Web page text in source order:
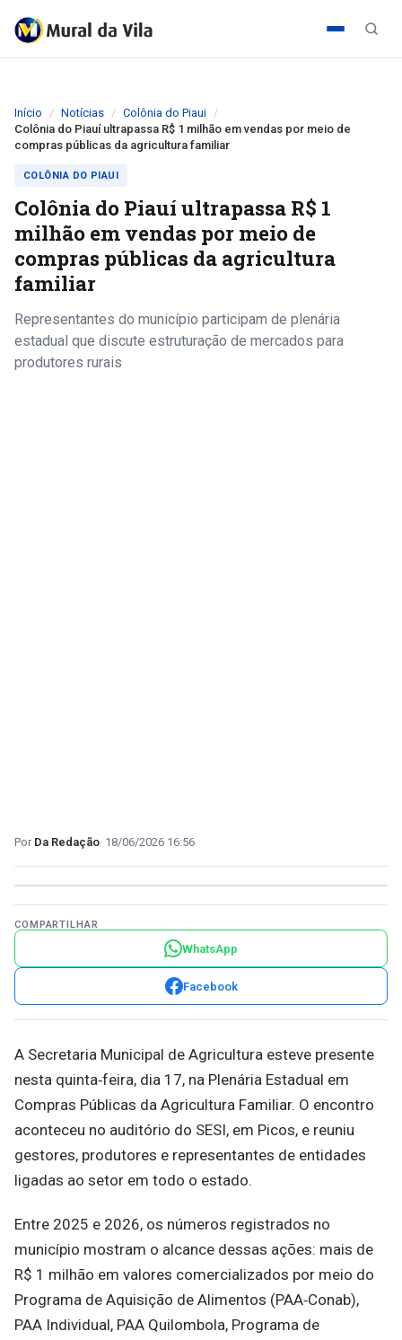
Início Notícias
Colônia do Piaui
Colônia do Piauí ultrapassa R$ 1 milhão em vendas por meio de
compras públicas da agricultura familiar
COLÔNIA DO PIAUI
Colônia do Piauí ultrapassa R$ 1
milhão em vendas por meio de
compras públicas da agricultura
familiar
Representantes do município participam de plenária
estadual que discute estruturação de mercados para
produtores rurais
Da Redação 18/06/2026 16:56
COMPARTILHAR
WhatsApp
Facebook
A Secretaria Municipal de Agricultura esteve presente
nesta quinta‑feira, dia 17, na Plenária Estadual em
Compras Públicas da Agricultura Familiar. O encontro
aconteceu no auditório do SESI, em Picos, e reuniu
gestores, produtores e representantes de entidades
ligadas ao setor em todo o estado.
Entre 2025 e 2026, os números registrados no
município mostram o alcance dessas ações: mais de
R$ 1 milhão em valores comercializados por meio do
Programa de Aquisição de Alimentos (PAA‑Conab),
PAA Individual, PAA Quilombola, Programa de